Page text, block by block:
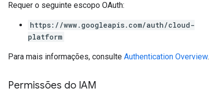
Requer o seguinte escopo OAuth:
https://www.googleapis.com/auth/cloud-
platform
Para mais informações, consulte Authentication Overview.
Permissões do IAM